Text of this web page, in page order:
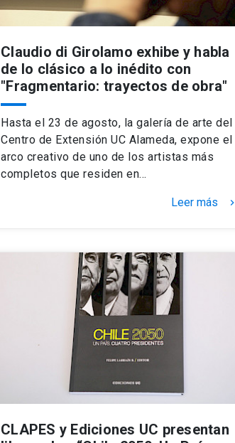
Claudio di Girolamo exhibe y habla
de lo clásico a lo inédito con
"Fragmentario: trayectos de obra"
Hasta el 23 de agosto, la galería de arte del
Centro de Extensión UC Alameda, expone el
arco creativo de uno de los artistas más
completos que residen en…
Leer más keyboard_arrow_right
CLAPES y Ediciones UC presentan